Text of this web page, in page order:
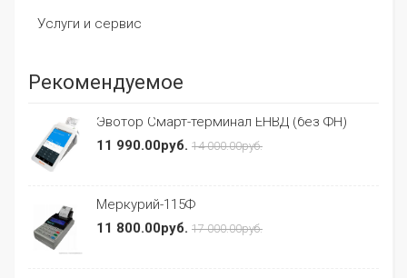
Услуги и сервис
Рекомендуемое
Эвотор Смарт-терминал ЕНВД (без ФН)
11 990.00руб. 14 000.00руб.
Меркурий-115Ф
11 800.00руб. 17 000.00руб.